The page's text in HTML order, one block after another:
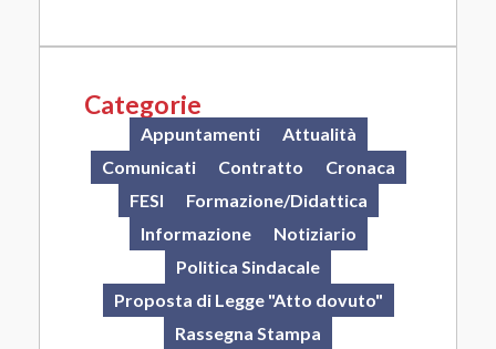
Categorie
Appuntamenti
Attualità
Comunicati
Contratto
Cronaca
FESI
Formazione/Didattica
Informazione
Notiziario
Politica Sindacale
Proposta di Legge "Atto dovuto"
Rassegna Stampa